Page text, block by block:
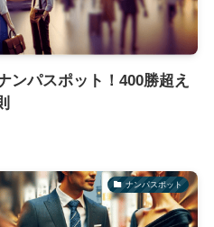
ンパスポット！400勝超え
ナンパスポット